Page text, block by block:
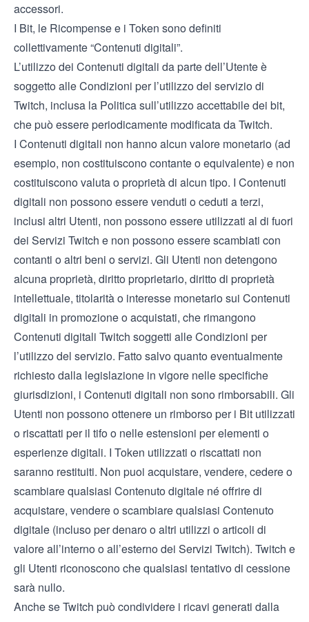
accessori.
I Bit, le Ricompense e i Token sono definiti
collettivamente “Contenuti digitali”.
L’utilizzo dei Contenuti digitali da parte dell’Utente è
soggetto alleCondizioni per l’utilizzo del servizio di
Twitch, inclusa la Politica sull’utilizzo accettabile dei bit,
che può essere periodicamente modificata da Twitch.
I Contenuti digitali non hanno alcun valore monetario (ad
esempio, non costituiscono contante o equivalente) e non
costituiscono valuta o proprietà di alcun tipo. I Contenuti
digitali non possono essere venduti o ceduti a terzi,
inclusi altri Utenti, non possono essere utilizzati al di fuori
dei Servizi Twitch e non possono essere scambiati con
contanti o altri beni o servizi. Gli Utenti non detengono
alcuna proprietà, diritto proprietario, diritto di proprietà
intellettuale, titolarità o interesse monetario sui Contenuti
digitali in promozione o acquistati, che rimangono
Contenuti digitali Twitch soggetti alleCondizioni per
l’utilizzo del servizio. Fatto salvo quanto eventualmente
richiesto dalla legislazione in vigore nelle specifiche
giurisdizioni, i Contenuti digitali non sono rimborsabili. Gli
Utenti non possono ottenere un rimborso per i Bit utilizzati
o riscattati per il tifo o nelle estensioni per elementi o
esperienze digitali. I Token utilizzati o riscattati non
saranno restituiti. Non puoi acquistare, vendere, cedere o
scambiare qualsiasi Contenuto digitale né offrire di
acquistare, vendere o scambiare qualsiasi Contenuto
digitale (incluso per denaro o altri utilizzi o articoli di
valore all’interno o all’esterno dei Servizi Twitch). Twitch e
gli Utenti riconoscono che qualsiasi tentativo di cessione
sarà nullo.
Anche se Twitch può condividere i ricavi generati dalla